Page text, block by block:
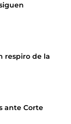
respiro de la
ante Corte